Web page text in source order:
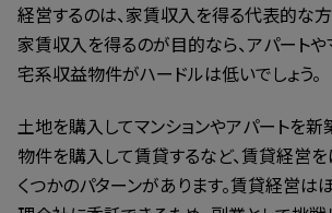
経営するのは、家賃収入を得る代表的な方
家賃収入を得るのが目的なら、アパート
宅系収益物件がハードルは低いでしょう。
土地を購入してマンションやアパートを新
物件を購入して賃貸するなど、賃貸経営
くつかのパターンがあります。賃貸経営は